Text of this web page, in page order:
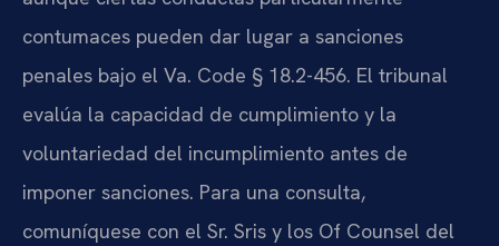
contumaces pueden dar lugar a sanciones
penales bajo el Va. Code § 18.2-456. El tribunal
evalúa la capacidad de cumplimiento y la
voluntariedad del incumplimiento antes de
imponer sanciones. Para una consulta,
comuníquese con el Sr. Sris y los Of Counsel del